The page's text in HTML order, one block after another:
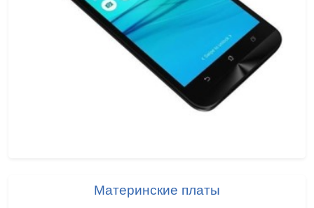
Материнские платы